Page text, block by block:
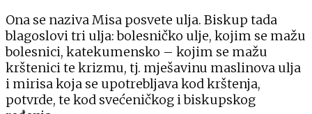
Ona se naziva Misa posvete ulja. Biskup tada
blagoslovi tri ulja: bolesničko ulje, kojim se mažu
bolesnici, katekumensko – kojim se mažu
krštenici te krizmu, tj. mješavinu maslinova ulja
i mirisa koja se upotrebljava kod krštenja,
potvrde, te kod svećeničkog i biskupskog